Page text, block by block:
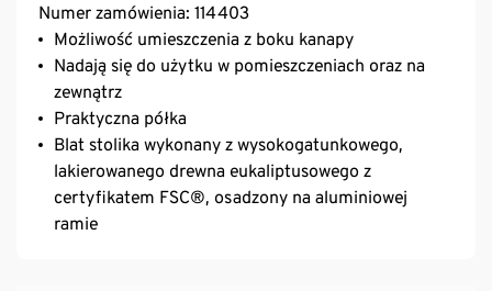
Numer zamówienia: 114403
Możliwość umieszczenia z boku kanapy
Nadają się do użytku w pomieszczeniach oraz na
zewnątrz
Praktyczna półka
Blat stolika wykonany z wysokogatunkowego,
lakierowanego drewna eukaliptusowego z
certyfikatem FSC®, osadzony na aluminiowej
ramie